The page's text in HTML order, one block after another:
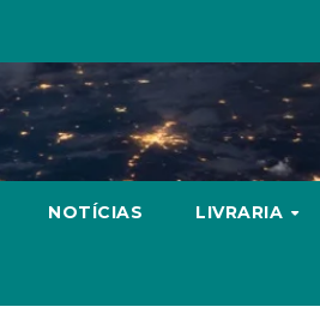
NOTÍCIAS LIVRARIA